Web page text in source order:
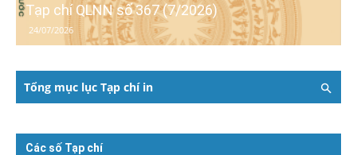
Tạp chí QLNN số 367 (7/2026)
24/07/2026
Tổng mục lục Tạp chí in
Các số Tạp chí